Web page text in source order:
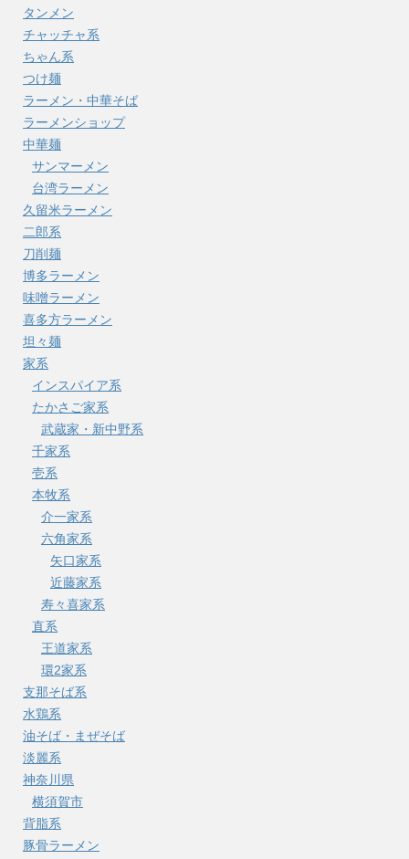
タンメン
チャッチャ系
ちゃん系
つけ麺
ラーメン・中華そば
ラーメンショップ
中華麺
サンマーメン
台湾ラーメン
久留米ラーメン
二郎系
刀削麺
博多ラーメン
味噌ラーメン
喜多方ラーメン
坦々麺
家系
インスパイア系
たかさご家系
武蔵家・新中野系
千家系
壱系
本牧系
介一家系
六角家系
矢口家系
近藤家系
寿々喜家系
直系
王道家系
環2家系
支那そば系
水鶏系
油そば・まぜそば
淡麗系
神奈川県
横須賀市
背脂系
豚骨ラーメン